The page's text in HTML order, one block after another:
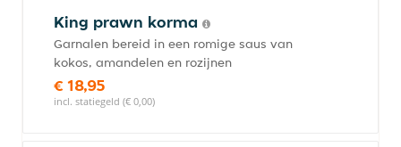
King prawn korma
Garnalen bereid in een romige saus van
kokos, amandelen en rozijnen
€ 18,95
incl. statiegeld (€ 0,00)